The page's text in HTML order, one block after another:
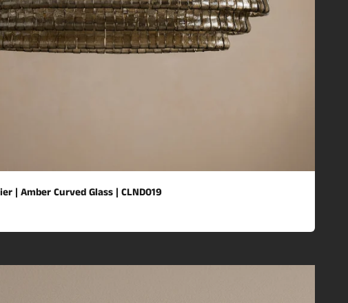
| Amber Curved Glass | CLND019